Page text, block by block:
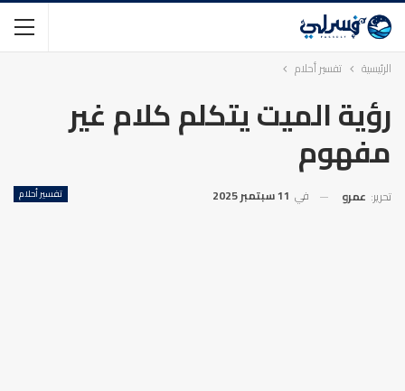
الرئيسية تفسير أحلام
رؤية الميت يتكلم كلام غير
مفهوم
تفسير أحلام تحرير: عمرو في 11 سبتمبر 2025